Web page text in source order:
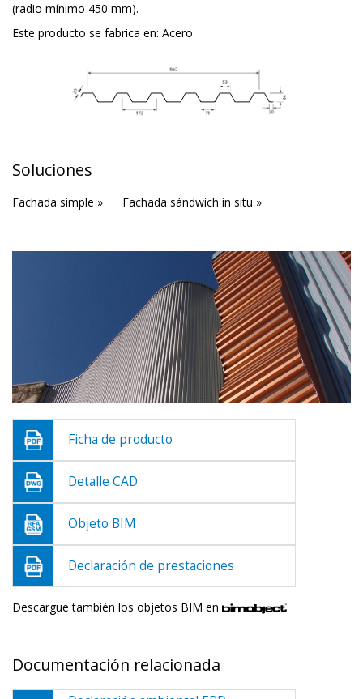
(radio mínimo 450 mm).
Este producto se fabrica en: Acero
Soluciones
Fachada simple » Fachada sándwich in situ »
Ficha de producto
Detalle CAD
Objeto BIM
Declaración de prestaciones
Descargue también los objetos BIM en
Documentación relacionada